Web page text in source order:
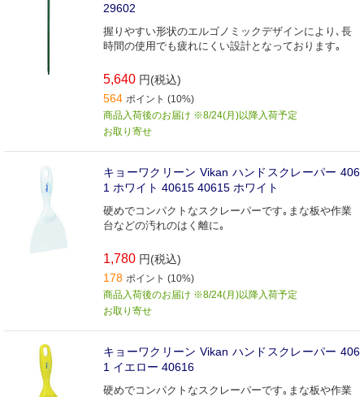
29602
握りやすい形状のエルゴノミックデザインにより､長
時間の使用でも疲れにくい設計となっております｡
5,640 円(税込)
564 ポイント (10%)
商品入荷後のお届け ※8/24(月)以降入荷予定
お取り寄せ
キョーワクリーン Vikan ハンドスクレーパー 406
1 ホワイト 40615 40615 ホワイト
硬めでコンパクトなスクレーパーです｡まな板や作業
台などの汚れのはく離に｡
1,780 円(税込)
178 ポイント (10%)
商品入荷後のお届け ※8/24(月)以降入荷予定
お取り寄せ
キョーワクリーン Vikan ハンドスクレーパー 406
1 イエロー 40616
硬めでコンパクトなスクレーパーです｡まな板や作業